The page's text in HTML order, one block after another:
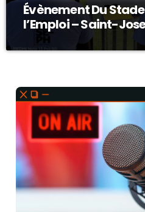
Évènement Du
l’Emploi – Saint-